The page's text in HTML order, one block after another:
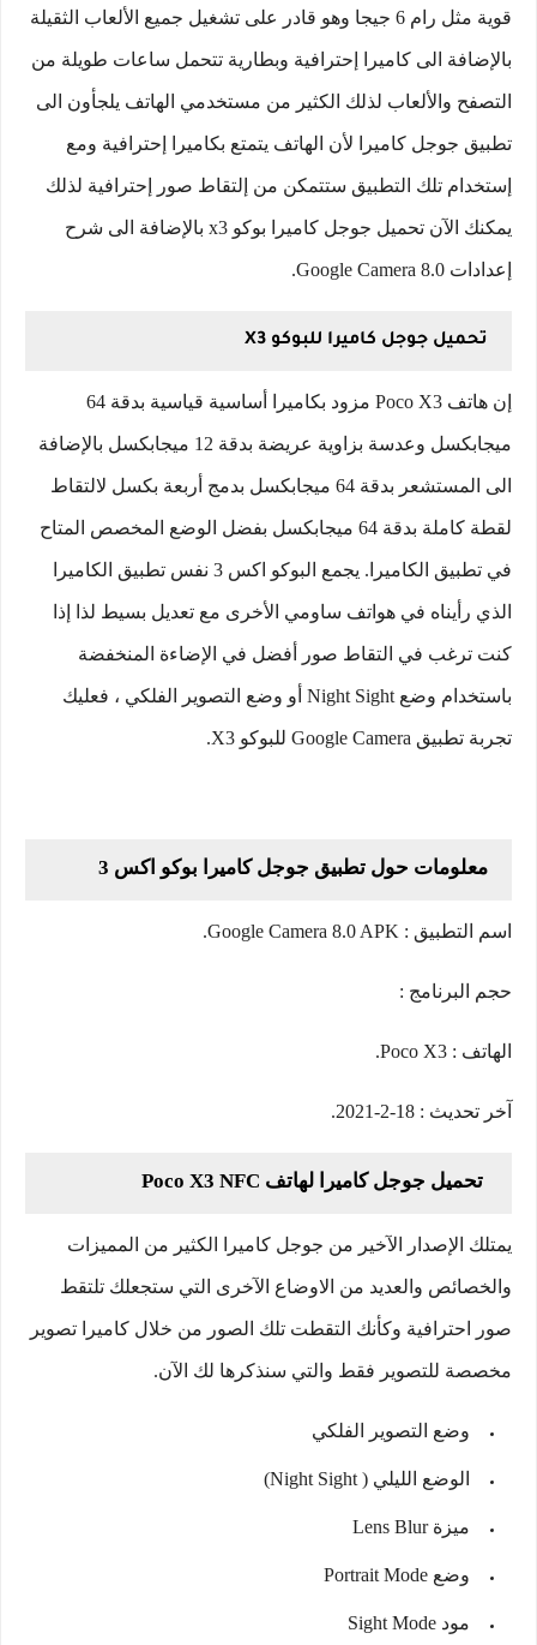
قوية مثل رام 6 جيجا وهو قادر على تشغيل جميع الألعاب الثقيلة
بالإضافة الى كاميرا إحترافية وبطارية تتحمل ساعات طويلة من
التصفح والألعاب لذلك الكثير من مستخدمي الهاتف يلجأون الى
تطبيق جوجل كاميرا لأن الهاتف يتمتع بكاميرا إحترافية ومع
إستخدام تلك التطبيق ستتمكن من إلتقاط صور إحترافية لذلك
يمكنك الآن تحميل جوجل كاميرا بوكو x3 بالإضافة الى شرح
إعدادات Google Camera 8.0.
تحميل جوجل كاميرا للبوكو X3
إن هاتف Poco X3 مزود بكاميرا أساسية قياسية بدقة 64
ميجابكسل وعدسة بزاوية عريضة بدقة 12 ميجابكسل بالإضافة
الى المستشعر بدقة 64 ميجابكسل بدمج أربعة بكسل لالتقاط
لقطة كاملة بدقة 64 ميجابكسل بفضل الوضع المخصص المتاح
في تطبيق الكاميرا. يجمع البوكو اكس 3 نفس تطبيق الكاميرا
الذي رأيناه في هواتف ساومي الأخرى مع تعديل بسيط لذا إذا
كنت ترغب في التقاط صور أفضل في الإضاءة المنخفضة
باستخدام وضع Night Sight أو وضع التصوير الفلكي ، فعليك
تجربة تطبيق Google Camera للبوكو X3.
معلومات حول تطبيق جوجل كاميرا بوكو اكس 3
اسم التطبيق : Google Camera 8.0 APK.
حجم البرنامج :
الهاتف : Poco X3.
آخر تحديث : 18-2-2021.
تحميل جوجل كاميرا لهاتف Poco X3 NFC
يمتلك الإصدار الآخير من جوجل كاميرا الكثير من المميزات
والخصائص والعديد من الاوضاع الآخرى التي ستجعلك تلتقط
صور احترافية وكأنك التقطت تلك الصور من خلال كاميرا تصوير
مخصصة للتصوير فقط والتي سنذكرها لك الآن.
وضع التصوير الفلكي
الوضع الليلي ( Night Sight)
ميزة Lens Blur
وضع Portrait Mode
مود Sight Mode